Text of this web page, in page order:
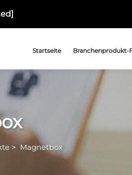
Startseite Branchenprodukt-
> Magnetbox